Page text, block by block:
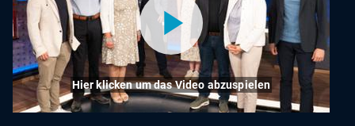
Hier klicken um das Video abzuspielen